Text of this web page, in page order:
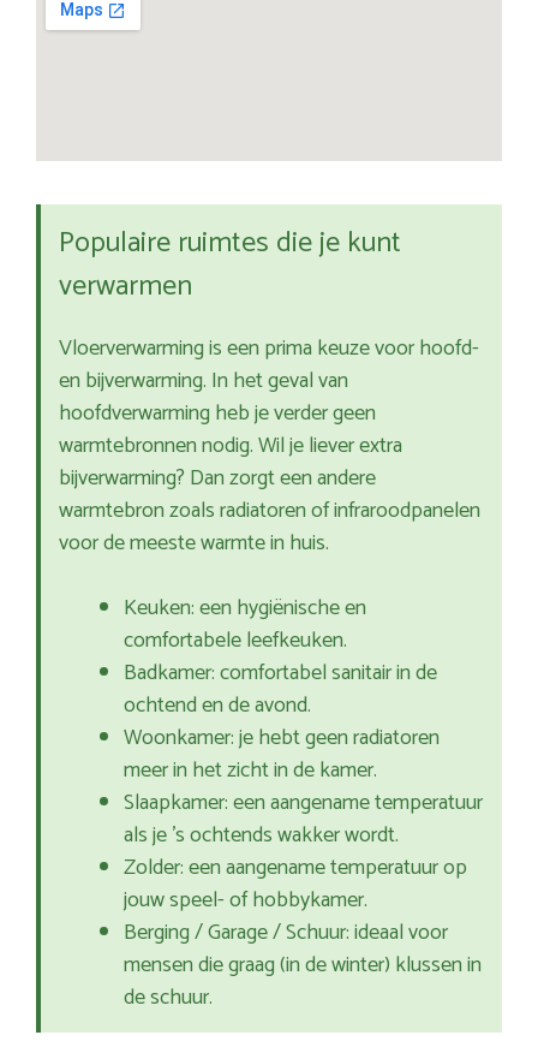
Populaire ruimtes die je kunt
verwarmen
Vloerverwarming is een prima keuze voor hoofd-
en bijverwarming. In het geval van
hoofdverwarming heb je verder geen
warmtebronnen nodig. Wil je liever extra
bijverwarming? Dan zorgt een andere
warmtebron zoals radiatoren of infraroodpanelen
voor de meeste warmte in huis.
Keuken: een hygiënische en
comfortabele leefkeuken.
Badkamer: comfortabel sanitair in de
ochtend en de avond.
Woonkamer: je hebt geen radiatoren
meer in het zicht in de kamer.
Slaapkamer: een aangename temperatuur
als je ’s ochtends wakker wordt.
Zolder: een aangename temperatuur op
jouw speel- of hobbykamer.
Berging / Garage / Schuur: ideaal voor
mensen die graag (in de winter) klussen in
de schuur.